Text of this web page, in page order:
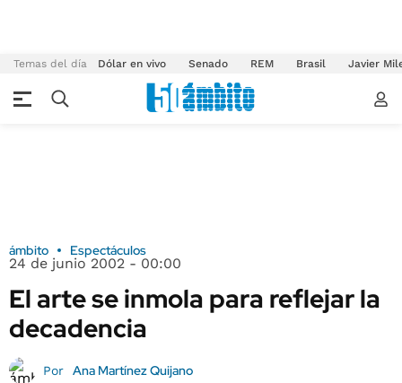
Temas del día Dólar en vivo Senado REM Brasil Javier
ámbito Espectáculos
24 de junio 2002 - 00:00
El arte se inmola para reflejar la
decadencia
Por Ana Martínez Quijano